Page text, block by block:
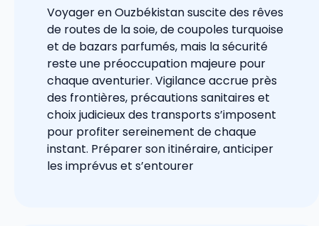
Voyager en Ouzbékistan suscite des rêves
de routes de la soie, de coupoles turquoise
et de bazars parfumés, mais la sécurité
reste une préoccupation majeure pour
chaque aventurier. Vigilance accrue près
des frontières, précautions sanitaires et
choix judicieux des transports s’imposent
pour profiter sereinement de chaque
instant. Préparer son itinéraire, anticiper
les imprévus et s’entourer